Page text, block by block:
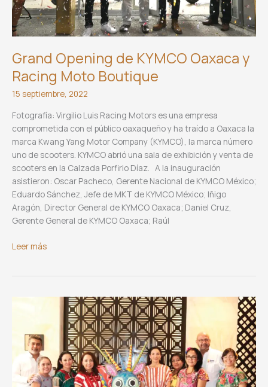
Grand Opening de KYMCO Oaxaca y
Racing Moto Boutique
15 septiembre, 2022
Fotografía: Virgilio Luis Racing Motors es una empresa
comprometida con el público oaxaqueño y ha traído a Oaxaca la
marca Kwang Yang Motor Company (KYMCO), la marca número
uno de scooters. KYMCO abrió una sala de exhibición y venta de
scooters en la Calzada Porfirio Díaz. A la inauguración
asistieron: Oscar Pacheco, Gerente Nacional de KYMCO México;
Eduardo Sánchez, Jefe de MKT de KYMCO México; Iñigo
Aragón, Director General de KYMCO Oaxaca; Daniel Cruz,
Gerente General de KYMCO Oaxaca; Raúl
Grand
Moto
Boutique
Leer más